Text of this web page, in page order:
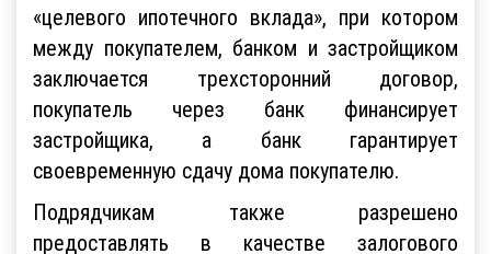
«целевого ипотечного вклада», при котором
между покупателем, банком и застройщиком
заключается трехсторонний договор,
покупатель через банк финансирует
застройщика, а банк гарантирует
своевременную сдачу дома покупателю.
Подрядчикам также разрешено
предоставлять в качестве залогового